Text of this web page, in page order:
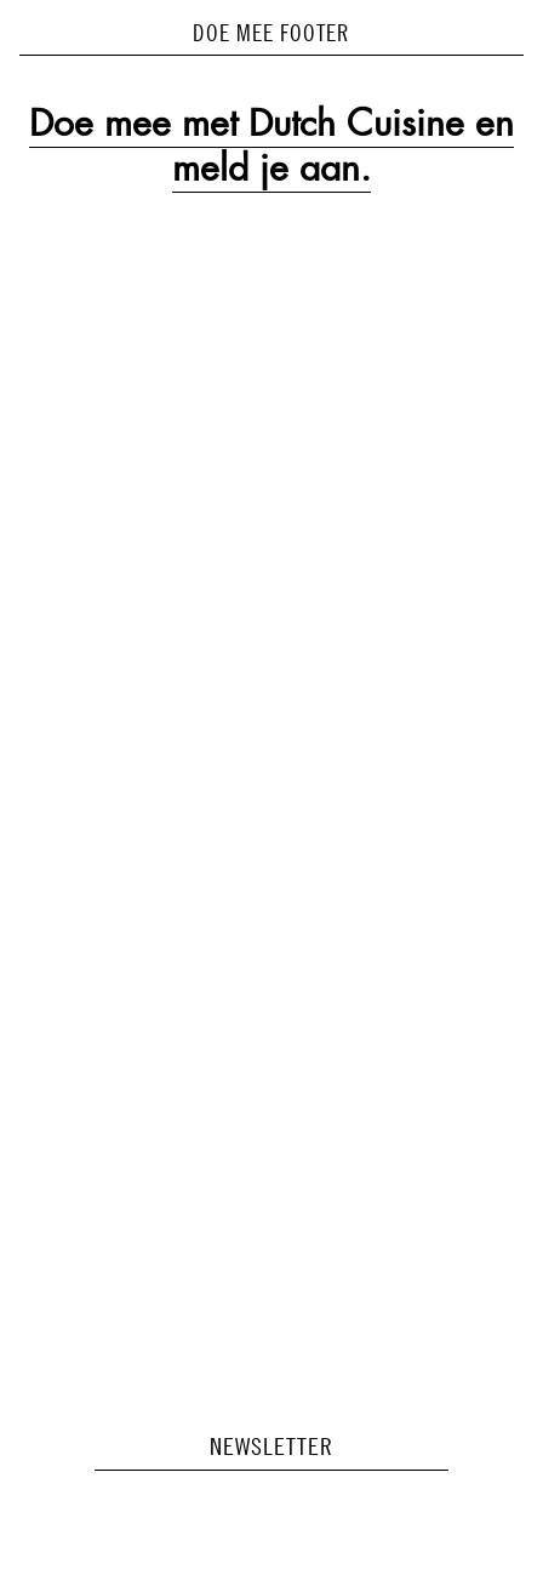
DOE MEE FOOTER
Doe mee met Dutch Cuisine en
meld je aan.
NEWSLETTER